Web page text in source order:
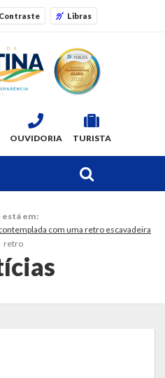
Libras
OUVIDORIA TURISTA
está em:
com uma retro escavadeira
retro